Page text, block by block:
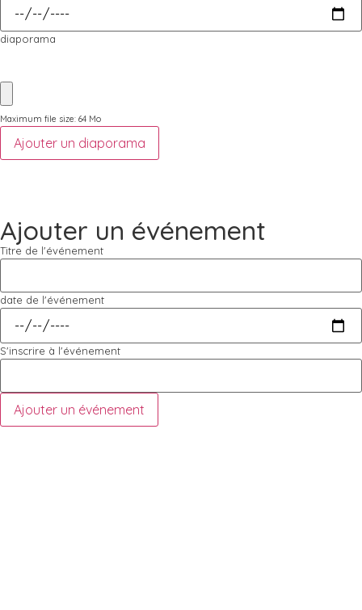
diaporama
Maximum file size: 64 Mo
Ajouter un diaporama
Ajouter un événement
Titre de l'événement
date de l'événement
S'inscrire à l'événement
Ajouter un événement